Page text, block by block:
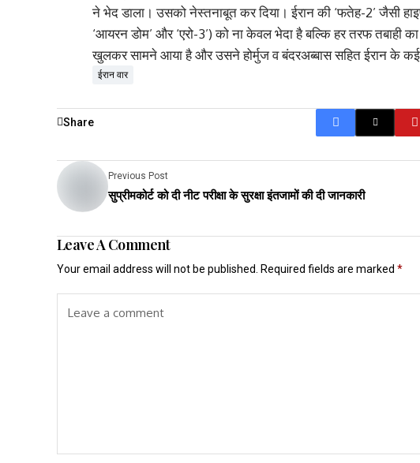
ने भेद डाला। उसको नेस्तनाबूत कर दिया। ईरान की ‘फतेह-2’ जैसी
‘आयरन डोम’ और ‘एरो-3’) को ना केवल भेदा है बल्कि हर तरफ तबाही
खुलकर सामने आया है और उसने होर्मुज व बंदरअब्बास सहित ईरान के कई
ईरान वार
Share
Previous Post
सुप्रीमकोर्ट को दी नीट परीक्षा के सुरक्षा इंतजामों की दी जानकारी
Leave A Comment
Your email address will not be published. Required fields are marked *